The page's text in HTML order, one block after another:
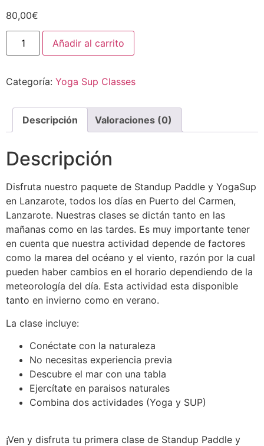
80,00€
Añadir al carrito
Categoría: Yoga Sup Classes
Descripción Valoraciones (0)
Descripción
Disfruta nuestro paquete de Standup Paddle y YogaSup
en Lanzarote, todos los días en Puerto del Carmen,
Lanzarote. Nuestras clases se dictán tanto en las
mañanas como en las tardes. Es muy importante tener
en cuenta que nuestra actividad depende de factores
como la marea del océano y el viento, razón por la cual
pueden haber cambios en el horario dependiendo de la
meteorología del día. Esta actividad esta disponible
tanto en invierno como en verano.
La clase incluye:
Conéctate con la naturaleza
No necesitas experiencia previa
Descubre el mar con una tabla
Ejercítate en paraisos naturales
Combina dos actividades (Yoga y SUP)
¡Ven y disfruta tu primera clase de Standup Paddle y